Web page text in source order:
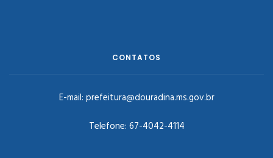
CONTATOS
E-mail: prefeitura@douradina.ms.gov.br
Telefone: 67-4042-4114